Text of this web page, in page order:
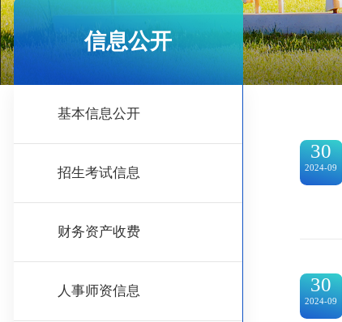
信息公开
基本信息公开
招生考试信息
财务资产收费
人事师资信息
30
2024-09
30
2024-09